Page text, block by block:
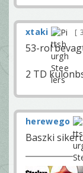
xtaki
53-rol
2 TD
herewego
Baszki